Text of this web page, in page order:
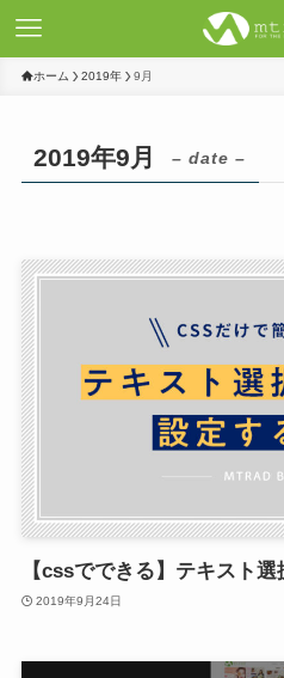
ホーム 2019年 9月
2019年9月 – date –
【cssでできる】テキスト
2019年9月24日